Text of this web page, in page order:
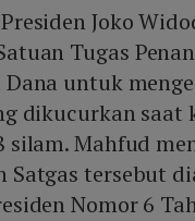
Joko
Tugas
Dana untuk
dikucurkan saat
silam. Mahfud
Satgas tersebut
Nomor 6